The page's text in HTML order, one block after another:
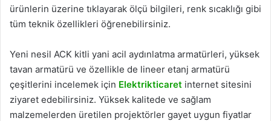
ürünlerin üzerine tıklayarak ölçü bilgileri, renk sıcaklığı gibi
tüm teknik özellikleri öğrenebilirsiniz.
Yeni nesil ACK kitli yani acil aydınlatma armatürleri, yüksek
tavan armatürü ve özellikle de lineer etanj armatürü
çeşitlerini incelemek için Elektrikticaret internet sitesini
ziyaret edebilirsiniz. Yüksek kalitede ve sağlam
malzemelerden üretilen projektörler gayet uygun fiyatlar